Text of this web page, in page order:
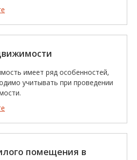
имеет ряд особенностей,
учитывать при проведении
помещения в